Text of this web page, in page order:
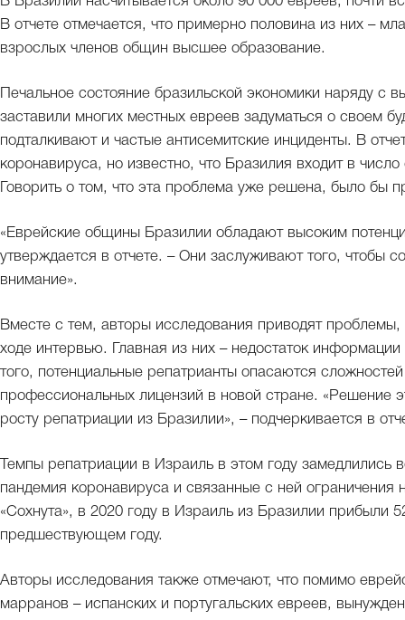
В отчете отмечается, что примерно половина из них –
взрослых членов общин высшее образование.
Печальное состояние бразильской экономики наряду с
заставили многих местных евреев задуматься о своем
подталкивают и частые антисемитские инциденты. В
коронавируса, но известно, что Бразилия входит в
Говорить о том, что эта проблема уже решена, было бы
«Еврейские общины Бразилии обладают высоким
утверждается в отчете. – Они заслуживают того, чтобы
внимание».
Вместе с тем, авторы исследования приводят
ходе интервью. Главная из них – недостаток
того, потенциальные репатрианты опасаются
профессиональных лицензий в новой стране. «Решение
росту репатриации из Бразилии», – подчеркивается в
Темпы репатриации в Израиль в этом году замедлились
пандемия коронавируса и связанные с ней
«Сохнута», в 2020 году в Израиль из Бразилии прибыли
предшествующем году.
Авторы исследования также отмечают, что помимо
марранов – испанских и португальских евреев,